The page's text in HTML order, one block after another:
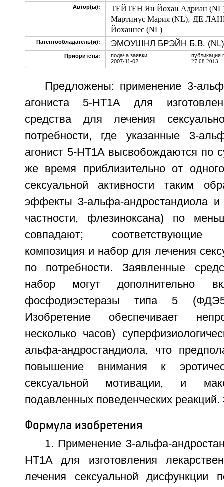
Автор(ы):
ТЕЙТЕН Ян Йохан Адриан
Мартинус Мария (NL), ДЕ
Йоханнес (NL)
Патентообладатель(и): ЭМОУШНЛ БРЭЙН Б.В. (NL)
Приоритеты:
подача заявки:
2007-11-02
публикация
27.08.2013
Предложены: применение 3-
агониста 5-НТ1А для
средства для лечения
потребности, где указанные 3-
агонист 5-НТ1А высвобождаются по
же время приблизительно от
сексуальной активности таким
эффекты 3-альфа-андростандиола
частности, флезиноксана) по
совпадают; соответствующие
композиция и набор для лечения
по потребности. Заявленные
набор могут дополнительно
фосфодиэстеразы типа 5
Изобретение обеспечивает
несколько часов)
альфа-андростандиола, что
повышение внимания к
сексуальной мотивации, и
подавленных поведенческих
Формула изобретения
1. Применение 3-альфа-
HT1A для изготовления
лечения сексуальной дисфункции